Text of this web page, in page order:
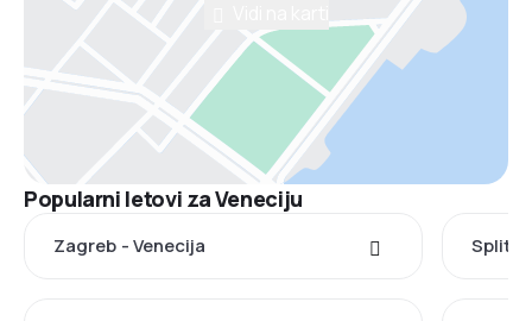
Popularni letovi za Veneciju
Zagreb - Venecija Split -